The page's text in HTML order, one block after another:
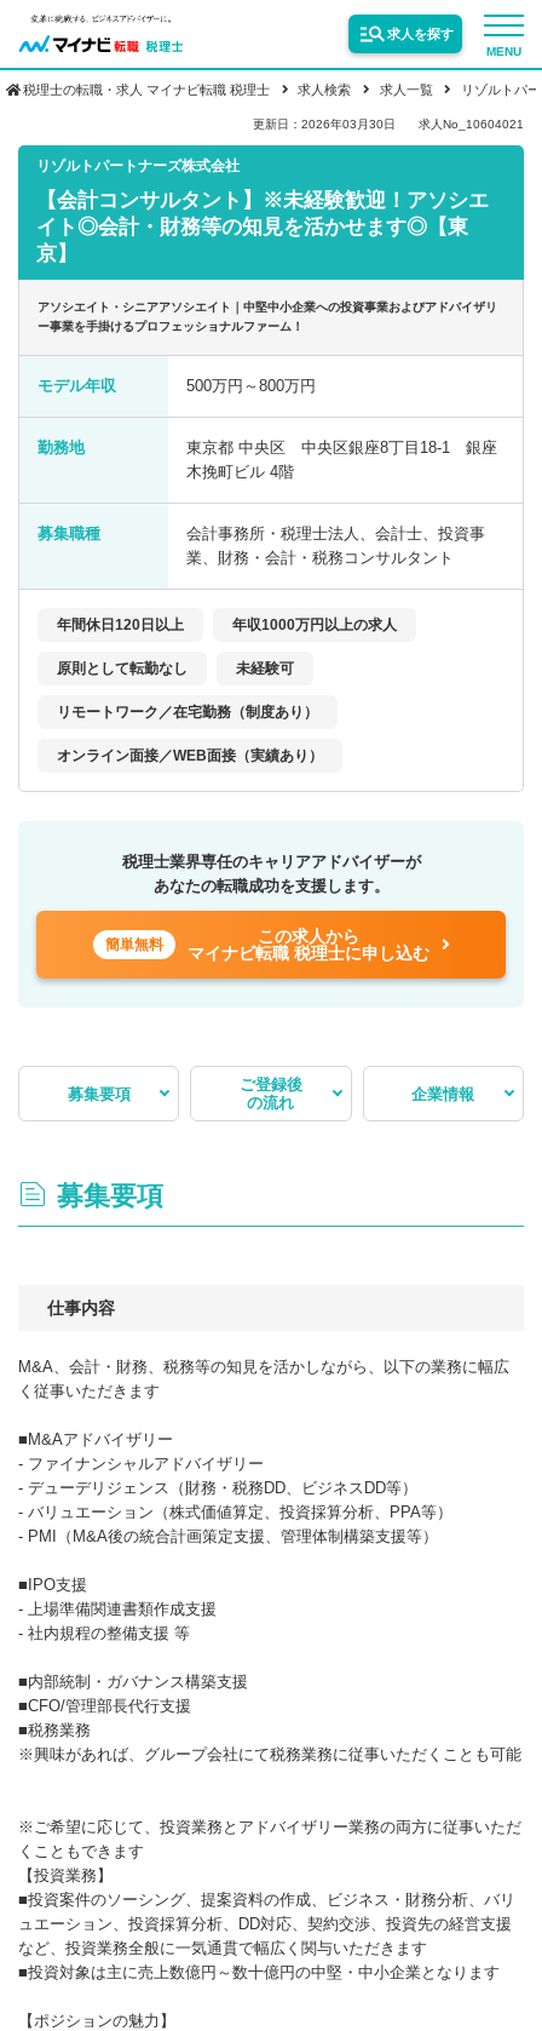
MENU
求人を探す
転職お役立ち情報
税理士の転職・求人 マイナビ転職 税理士 求人検索 求人一覧 リゾルトパ
更新日：2026年03月30日 求人No_10604021
リゾルトパートナーズ株式会社
【会計コンサルタント】※未経験歓迎！アソシエ
イト◎会計・財務等の知見を活かせます◎【東
京】
アソシエイト・シニアアソシエイト｜中堅中小企業への投資事業およびアドバイザリ
ー事業を手掛けるプロフェッショナルファーム！
モデル年収 500万円～800万円
勤務地
東京都 中央区 中央区銀座8丁目18-1 銀座
木挽町ビル 4階
募集職種
会計事務所・税理士法人、会計士、投資事
業、財務・会計・税務コンサルタント
年間休日120日以上 年収1000万円以上の求人
原則として転勤なし 未経験可
リモートワーク／在宅勤務（制度あり）
オンライン面接／WEB面接（実績あり）
税理士業界専任のキャリアアドバイザーが
あなたの転職成功を支援します。
簡単無料
この求人から
マイナビ転職 税理士に申し込む
募集要項
ご登録後
の流れ
企業情報
募集要項
仕事内容
M&A、会計・財務、税務等の知見を活かしながら、以下の業務に幅広
く従事いただきます
■M&Aアドバイザリー
- ファイナンシャルアドバイザリー
- デューデリジェンス（財務・税務DD、ビジネスDD等）
- バリュエーション（株式価値算定、投資採算分析、PPA等）
- PMI（M&A後の統合計画策定支援、管理体制構築支援等）
■IPO支援
- 上場準備関連書類作成支援
- 社内規程の整備支援 等
■内部統制・ガバナンス構築支援
■CFO/管理部長代行支援
■税務業務
※興味があれば、グループ会社にて税務業務に従事いただくことも可能
※ご希望に応じて、投資業務とアドバイザリー業務の両方に従事いただ
くこともできます
【投資業務】
■投資案件のソーシング、提案資料の作成、ビジネス・財務分析、バリ
ュエーション、投資採算分析、DD対応、契約交渉、投資先の経営支援
など、投資業務全般に一気通貫で幅広く関与いただきます
■投資対象は主に売上数億円～数十億円の中堅・中小企業となります
【ポジションの魅力】